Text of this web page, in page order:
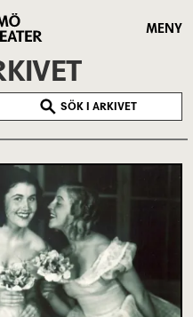
MENY
SÖK I ARKIVET